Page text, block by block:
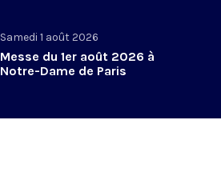
Samedi 1 août 2026
Messe du 1er août 2026 à
Notre-Dame de Paris